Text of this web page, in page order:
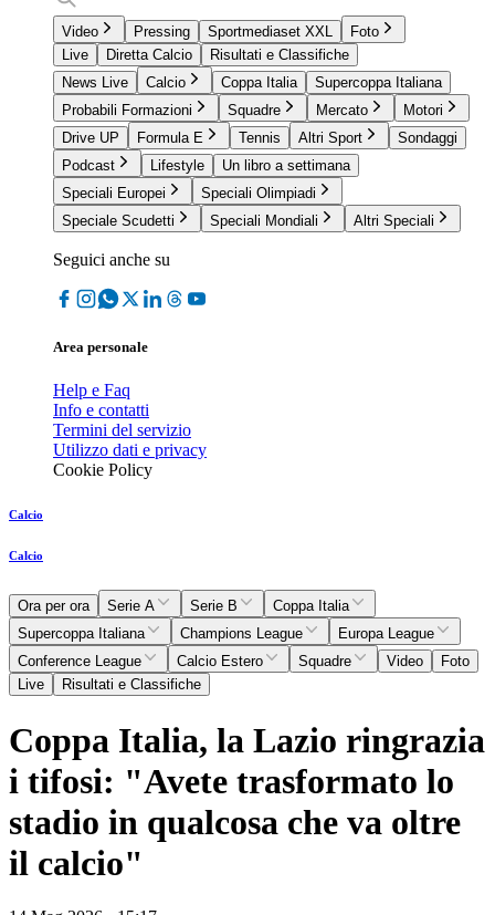
Video Pressing Sportmediaset XXL
Foto
Live
Diretta Calcio
Risultati e Classifiche
News Live
Calcio Coppa Italia
Supercoppa Italiana
Probabili Formazioni
Squadre Mercato
Motori
Drive UP
Formula E Tennis Altri Sport
Sondaggi
Podcast
Lifestyle
Un libro a settimana
Speciali Europei
Speciali Olimpiadi
Speciale Scudetti
Speciali Mondiali Altri Speciali
Seguici anche su
Area personale
Help e Faq
Info e contatti
Termini del servizio
Utilizzo dati e privacy
Cookie Policy
Calcio
Calcio
Ora per ora Serie A Serie B
Coppa Italia
Supercoppa Italiana
Champions League
Europa League
Conference League
Calcio Estero Squadre Video
Foto
Live
Risultati e Classifiche
Coppa Italia, la Lazio ringrazia
i tifosi: "Avete trasformato lo
stadio in qualcosa che va oltre
il calcio"